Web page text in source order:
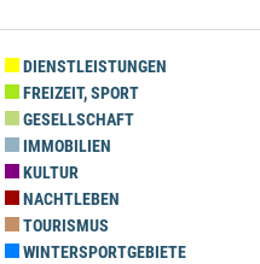
DIENSTLEISTUNGEN
FREIZEIT, SPORT
GESELLSCHAFT
IMMOBILIEN
KULTUR
NACHTLEBEN
TOURISMUS
WINTERSPORTGEBIETE